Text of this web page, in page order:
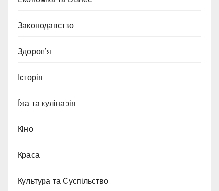
Законодавство
Здоров’я
Історія
Їжа та кулінарія
Кіно
Краса
Культура та Суспільство